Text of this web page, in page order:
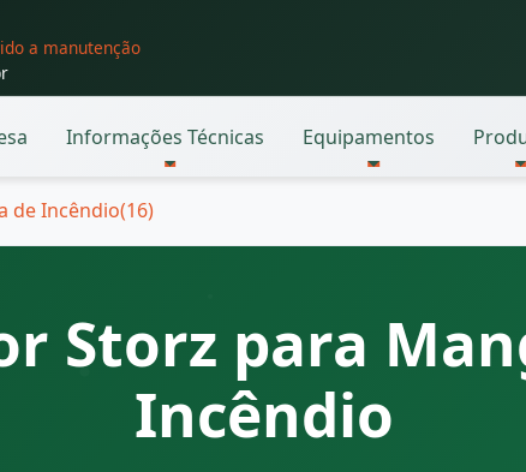
a manutenção
Informações Técnicas Equipamentos
de Incêndio(16)
Storz para
Incêndio